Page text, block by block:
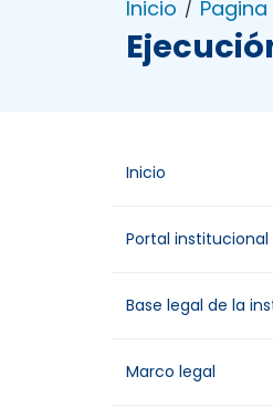
Inicio /
Inicio
Portal institucional
Base legal de la
Marco legal